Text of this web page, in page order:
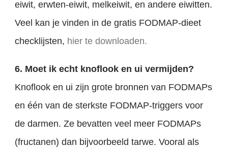
eiwit, erwten-eiwit, melkeiwit, en andere eiwitten.
Veel kan je vinden in de gratis FODMAP-dieet
checklijsten, hier te downloaden.
6. Moet ik echt knoflook en ui vermijden?
Knoflook en ui zijn grote bronnen van FODMAPs
en één van de sterkste FODMAP-triggers voor
de darmen. Ze bevatten veel meer FODMAPs
(fructanen) dan bijvoorbeeld tarwe. Vooral als